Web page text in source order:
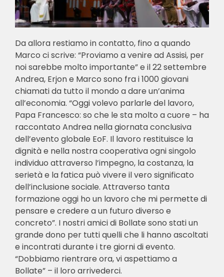
Da allora restiamo in contatto, fino a quando
Marco ci scrive: “Proviamo a venire ad Assisi, per
noi sarebbe molto importante” e il 22 settembre
Andrea, Erjon e Marco sono fra i 1000 giovani
chiamati da tutto il mondo a dare un’anima
all’economia. “Oggi volevo parlarle del lavoro,
Papa Francesco: so che le sta molto a cuore – ha
raccontato Andrea nella giornata conclusiva
dell’evento globale EoF. Il lavoro restituisce la
dignità e nella nostra cooperativa ogni singolo
individuo attraverso l’impegno, la costanza, la
serietà e la fatica può vivere il vero significato
dell’inclusione sociale. Attraverso tanta
formazione oggi ho un lavoro che mi permette di
pensare e credere a un futuro diverso e
concreto”. I nostri amici di Bollate sono stati un
grande dono per tutti quelli che li hanno ascoltati
e incontrati durante i tre giorni di evento.
“Dobbiamo rientrare ora, vi aspettiamo a
Bollate” – il loro arrivederci.